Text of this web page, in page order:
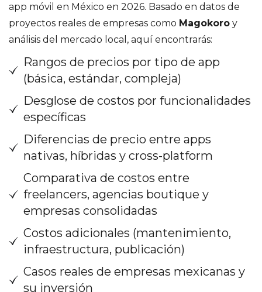
app móvil en México en 2026. Basado en datos de
proyectos reales de empresas como Magokoro y
análisis del mercado local, aquí encontrarás:
Rangos de precios por tipo de app
(básica, estándar, compleja)
Desglose de costos por funcionalidades
específicas
Diferencias de precio entre apps
nativas, híbridas y cross-platform
Comparativa de costos entre
freelancers, agencias boutique y
empresas consolidadas
Costos adicionales (mantenimiento,
infraestructura, publicación)
Casos reales de empresas mexicanas y
su inversión